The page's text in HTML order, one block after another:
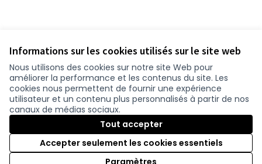
Informations sur les cookies utilisés sur le site web
Nous utilisons des cookies sur notre site Web pour
améliorer la performance et les contenus du site. Les
cookies nous permettent de fournir une expérience
utilisateur et un contenu plus personnalisés à partir de nos
canaux de médias sociaux.
Tout accepter
Accepter seulement les cookies essentiels
Paramètres
Conditions d'utilisation
Paramètres des cookies
participer.loire-atlantique.fr sur Facebook
(Nouvelle fenêtre)
participer.loire-atlantique.fr sur Instagram
(Nouvelle fenêtre)
participer.loire-atlantique.fr sur YouTube
(Nouvelle fenêtre)
Licence
(Nouvelle